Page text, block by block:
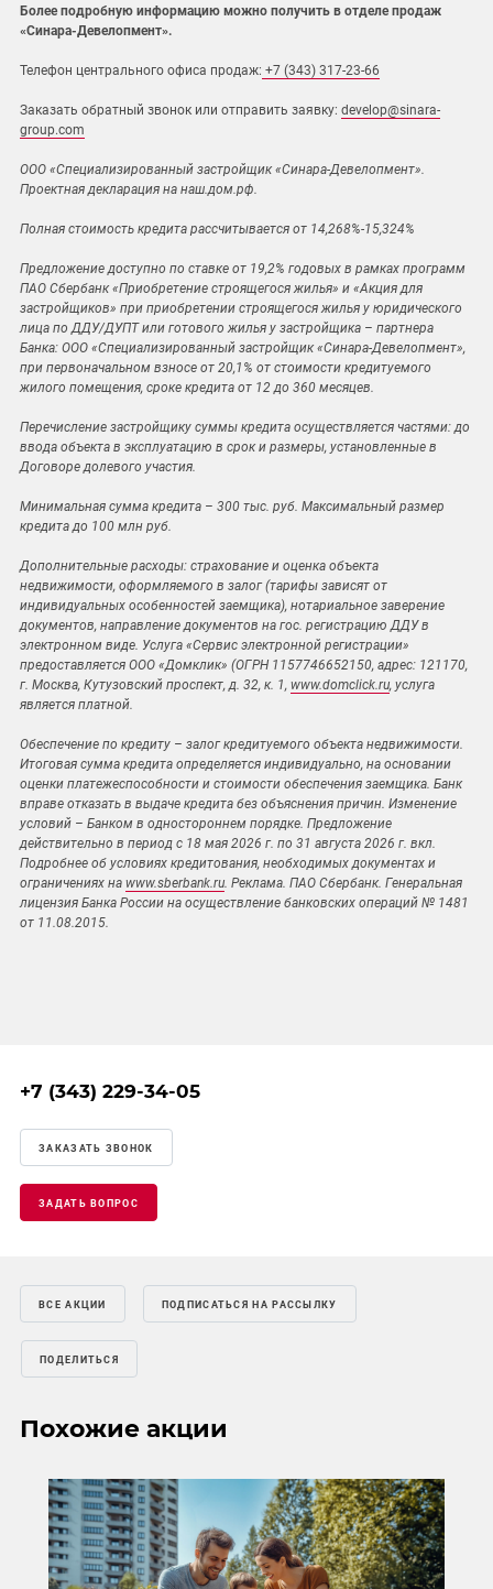
Более подробную информацию можно получить в отделе продаж
«Синара-Девелопмент».
Телефон центрального офиса продаж: +7 (343) 317-23-66
Заказать обратный звонок или отправить заявку: develop@sinara-
group.com
ООО «Специализированный застройщик «Синара-Девелопмент».
Проектная декларация на наш.дом.рф.
Полная стоимость кредита рассчитывается от 14,268%-15,324%
Предложение доступно по ставке от 19,2% годовых в рамках программ
ПАО Сбербанк «Приобретение строящегося жилья» и «Акция для
застройщиков» при приобретении строящегося жилья у юридического
лица по ДДУ/ДУПТ или готового жилья у застройщика – партнера
Банка: ООО «Специализированный застройщик «Синара-Девелопмент»,
при первоначальном взносе от 20,1% от стоимости кредитуемого
жилого помещения, сроке кредита от 12 до 360 месяцев.
Перечисление застройщику суммы кредита осуществляется частями: до
ввода объекта в эксплуатацию в срок и размеры, установленные в
Договоре долевого участия.
Минимальная сумма кредита – 300 тыс. руб. Максимальный размер
кредита до 100 млн руб.
Дополнительные расходы: страхование и оценка объекта
недвижимости, оформляемого в залог (тарифы зависят от
индивидуальных особенностей заемщика), нотариальное заверение
документов, направление документов на гос. регистрацию ДДУ в
электронном виде. Услуга «Сервис электронной регистрации»
предоставляется ООО «Домклик» (ОГРН 1157746652150, адрес: 121170,
г. Москва, Кутузовский проспект, д. 32, к. 1, www.domclick.ru, услуга
является платной.
Обеспечение по кредиту – залог кредитуемого объекта недвижимости.
Итоговая сумма кредита определяется индивидуально, на основании
оценки платежеспособности и стоимости обеспечения заемщика. Банк
вправе отказать в выдаче кредита без объяснения причин. Изменение
условий – Банком в одностороннем порядке. Предложение
действительно в период с 18 мая 2026 г. по 31 августа 2026 г. вкл.
Подробнее об условиях кредитования, необходимых документах и
ограничениях на www.sberbank.ru . Реклама. ПАО Сбербанк. Генеральная
лицензия Банка России на осуществление банковских операций № 1481
от 11.08.2015.
+7 (343) 229-34-05
ЗАКАЗАТЬ ЗВОНОК
ЗАДАТЬ ВОПРОС
ВСЕ АКЦИИ ПОДПИСАТЬСЯ НА РАССЫЛКУ
ПОДЕЛИТЬСЯ
Похожие акции